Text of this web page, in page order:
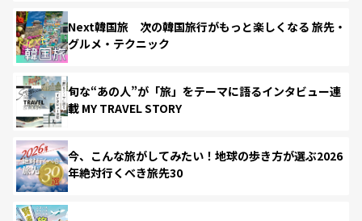
Next韓国旅 次の韓国旅行がもっと楽しくなる 旅先・
グルメ・テクニック
旬な“あの人”が「旅」をテーマに語るインタビュー連
載 MY TRAVEL STORY
今、こんな旅がしてみたい！地球の歩き方が選ぶ2026
年絶対行くべき旅先30